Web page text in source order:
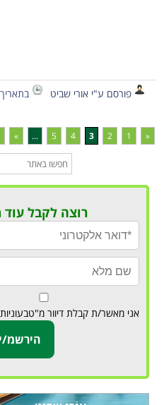
פורסם ע"י אורי שביט בתאריך
«
1
2
3
4
5
...
»
רוצה לקבל עוד
אני מאשר/ת קבלת דיוור